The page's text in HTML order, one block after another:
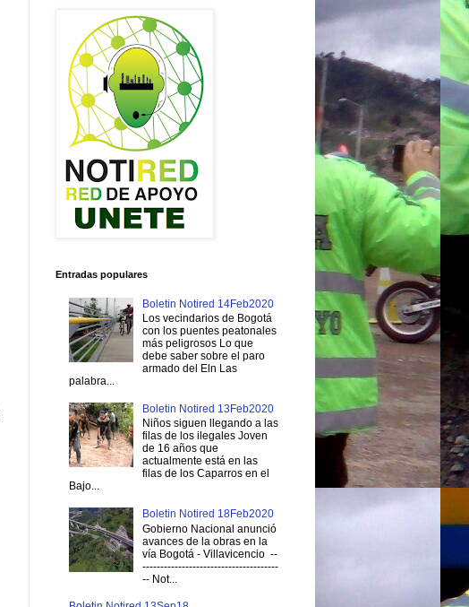
Entradas populares
Boletin Notired 14Feb2020
Los vecindarios de Bogotá
con los puentes peatonales
más peligrosos Lo que
debe saber sobre el paro
armado del Eln Las
palabra...
Boletin Notired 13Feb2020
Niños siguen llegando a las
filas de los ilegales Joven
de 16 años que
actualmente está en las
filas de los Caparros en el
Bajo...
Boletin Notired 18Feb2020
Gobierno Nacional anunció
avances de la obras en la
vía Bogotá - Villavicencio --
--------------------------------------
-- Not...